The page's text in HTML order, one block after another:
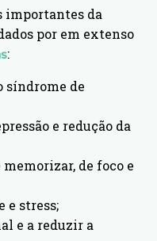
importantes da
por em extenso
:
síndrome de
e redução da
de foco e
e stress;
e a reduzir a